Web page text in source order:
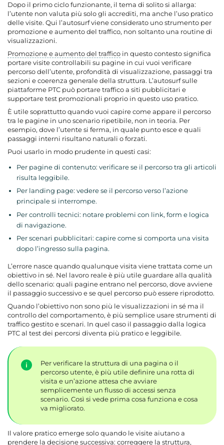
Dopo il primo ciclo funzionante, il tema di solito si allarga:
l’utente non valuta più solo gli accrediti, ma anche l’uso pratico
delle visite. Qui l’autosurf viene considerato uno strumento per
promozione e aumento del traffico, non soltanto una routine di
visualizzazioni.
Promozione e aumento del traffico in questo contesto significa
portare visite controllabili su pagine in cui vuoi verificare
percorso dell’utente, profondità di visualizzazione, passaggi tra
sezioni e coerenza generale della struttura. L’autosurf sulle
piattaforme PTC può portare traffico a siti pubblicitari e
supportare test promozionali proprio in questo uso pratico.
È utile soprattutto quando vuoi capire come appare il percorso
tra le pagine in uno scenario ripetibile, non in teoria. Per
esempio, dove l’utente si ferma, in quale punto esce e quali
passaggi interni risultano naturali o forzati.
Puoi usarlo in modo prudente in questi casi:
Per pagine di contenuto: verificare se il percorso tra gli articoli
risulta leggibile.
Per landing page: vedere se il percorso verso l’azione
principale si interrompe.
Per controlli tecnici: notare problemi con link, form e logica
di navigazione.
Per scenari pubblicitari: capire come si comporta una visita
dopo l’ingresso sulla pagina.
L’errore nasce quando qualunque visita viene trattata come un
obiettivo in sé. Nel lavoro reale è più utile guardare alla qualità
dello scenario: quali pagine entrano nel percorso, dove avviene
il passaggio successivo e se quel percorso può essere riprodotto.
Quando l’obiettivo non sono più le visualizzazioni in sé ma il
controllo del comportamento, è più semplice usare strumenti di
traffico gestito e scenari. In quel caso il passaggio dalla logica
PTC al test dei percorsi diventa più pratico e leggibile.
Per verificare la struttura di una pagina o il
percorso utente, è più utile definire una rotta di
visita e un’azione attesa che avviare
semplicemente un flusso di accessi senza
scenario. Così si vede prima cosa funziona e cosa
va migliorato.
Il valore pratico emerge solo quando le visite aiutano a
prendere la decisione successiva: correggere la struttura,